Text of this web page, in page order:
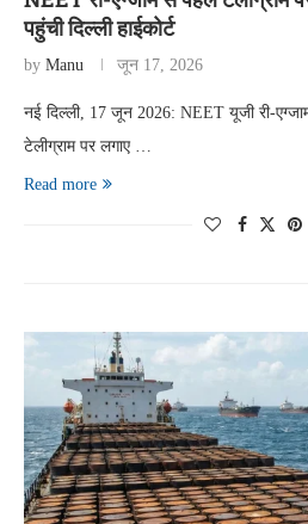
पहुंची दिल्ली हाईकोर्ट
by Manu जून 17, 2026
नई दिल्ली, 17 जून 2026: NEET यूजी री-
टेलीग्राम पर लगाए …
Read more